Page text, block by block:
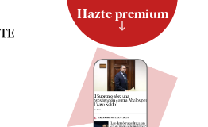
Hazte premium